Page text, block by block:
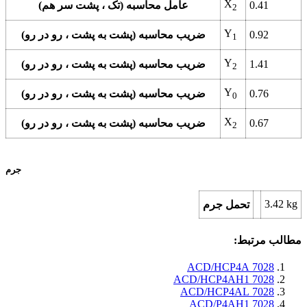
عامل محاسبه (تک ، پشت سر هم) X2 0.41
ضریب محاسبه (پشت به پشت ، رو در رو) Y1 0.92
ضریب محاسبه (پشت به پشت ، رو در رو) Y2 1.41
ضریب محاسبه (پشت به پشت ، رو در رو) Y0 0.76
ضریب محاسبه (پشت به پشت ، رو در رو) X2 0.67
جرم
تحمل جرم 3.42 kg
مطالب مرتبط:
7028 ACD/HCP4A
7028 ACD/HCP4AH1
7028 ACD/HCP4AL
7028 ACD/P4AH1